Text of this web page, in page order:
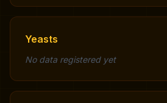
Yeasts
No data registered yet